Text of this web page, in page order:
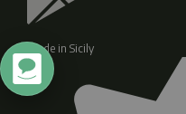
Made in Sicily